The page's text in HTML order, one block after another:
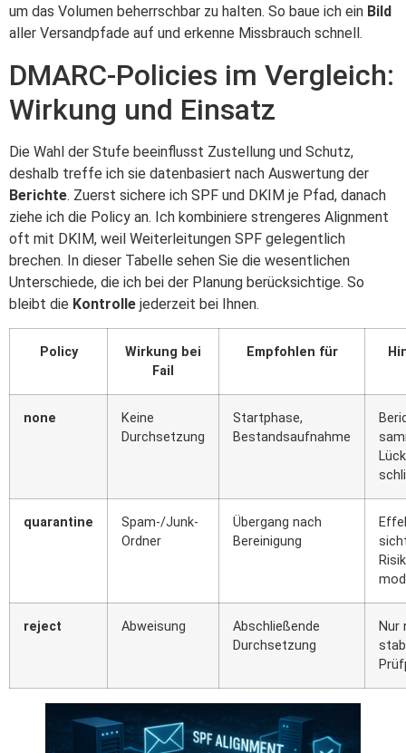
um das Volumen beherrschbar zu halten. So baue ich ein Bild
aller Versandpfade auf und erkenne Missbrauch schnell.
DMARC-Policies im Vergleich:
Wirkung und Einsatz
Die Wahl der Stufe beeinflusst Zustellung und Schutz,
deshalb treffe ich sie datenbasiert nach Auswertung der
Berichte. Zuerst sichere ich SPF und DKIM je Pfad, danach
ziehe ich die Policy an. Ich kombiniere strengeres Alignment
oft mit DKIM, weil Weiterleitungen SPF gelegentlich
brechen. In dieser Tabelle sehen Sie die wesentlichen
Unterschiede, die ich bei der Planung berücksichtige. So
bleibt die Kontrolle jederzeit bei Ihnen.
Policy
Wirkung bei
Fail
Empfohlen für
none
Keine
Durchsetzung
Startphase,
Bestandsaufnahme
quarantine
Spam-/Junk-
Ordner
Übergang nach
Bereinigung
reject Abweisung
Abschließende
Durchsetzung
Nur